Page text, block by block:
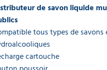
de savon liquide
tous types de savons
cartouche